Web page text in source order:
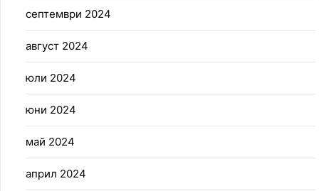
септември 2024
август 2024
юли 2024
юни 2024
май 2024
април 2024